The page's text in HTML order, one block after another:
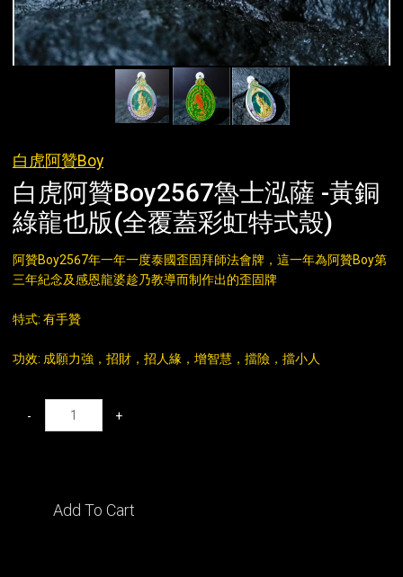
白虎阿贊Boy
白虎阿贊Boy2567魯士泓薩 -黃銅
綠龍也版(全覆蓋彩虹特式殼)
阿贊Boy2567年一年一度泰國歪固拜師法會牌，這一年為阿贊Boy第
三年紀念及感恩龍婆趁乃教導而制作出的歪固牌
特式: 有手贊
功效: 成願力強，招財，招人緣，增智慧，擋險，擋小人
- +
Add To Cart